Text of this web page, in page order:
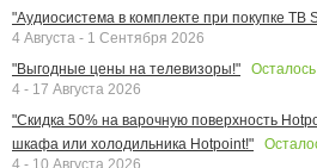
"Аудиосистема в комплекте при покупке ТВ
4 Августа - 1 Сентября 2026
"Выгодные цены на телевизоры!"
Осталось
4 - 17 Августа 2026
"Скидка 50% на варочную поверхность
шкафа или холодильника Hotpoint!"
4 - 10 Августа 2026